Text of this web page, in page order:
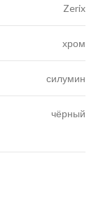
Zerix
хром
силумин
чёрный